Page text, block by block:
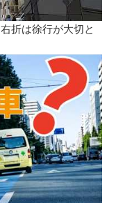
右折は徐行が大切と